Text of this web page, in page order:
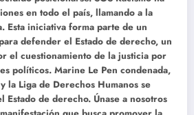
en todo el país, llamando a la
Esta iniciativa forma parte de un
defender el Estado de derecho, un
el cuestionamiento de la justicia por
políticos. Marine Le Pen condenada,
la Liga de Derechos Humanos se
de derecho. Únase a nosotros